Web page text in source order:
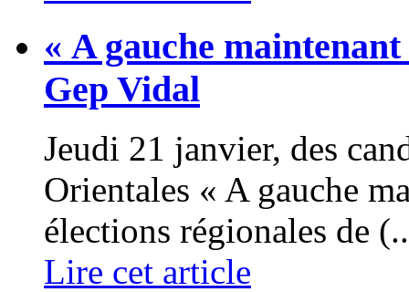
« A gauche
Gep Vidal
Jeudi 21 janvier, des
Orientales « A gauche
élections régionales de
Lire cet article